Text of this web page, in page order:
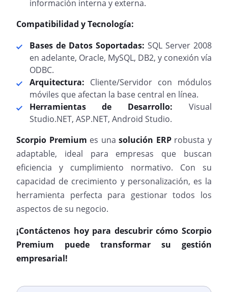
información interna y externa.
Compatibilidad y Tecnología:
Bases de Datos Soportadas: SQL Server 2008
en adelante, Oracle, MySQL, DB2, y conexión vía
ODBC.
Arquitectura: Cliente/Servidor con módulos
móviles que afectan la base central en línea.
Herramientas de Desarrollo: Visual
Studio.NET, ASP.NET, Android Studio.
Scorpio Premium es unasolución ERProbusta y
adaptable, ideal para empresas que buscan
eficiencia y cumplimiento normativo. Con su
capacidad de crecimiento y personalización, es la
herramienta perfecta para gestionar todos los
aspectos de su negocio.
¡Contáctenos hoy para descubrir cómo Scorpio
Premium puede transformar su gestión
empresarial!